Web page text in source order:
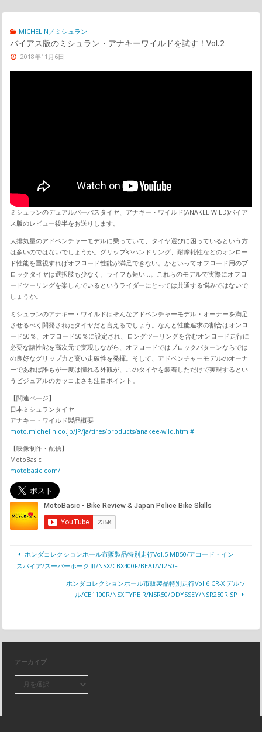
MICHELIN／ミシュラン
バイアス版のミシュラン・アナキーワイルドを試す！Vol.2
2018年11月6日
ミシュランのデュアルパーパスタイヤ、アナキー・ワイルド(ANAKEE WILD)バイア
ス版のレビュー後半をお送りします。
大排気量のアドベンチャーモデルに乗っていて、タイヤ選びに困っているという方
は多いのではないでしょうか。グリップやハンドリング、耐摩耗性などのオンロー
ド性能を重視すればオフロード性能が満足できない。かといってオフロード用のブ
ロックタイヤは選択肢も少なく、ライフも短い…。これらのモデルで実際にオフロ
ードツーリングを楽しんでいるというライダーにとっては共通する悩みではないで
しょうか。
ミシュランのアナキー・ワイルドはそんなアドベンチャーモデル・オーナーを満足
させるべく開発されたタイヤだと言えるでしょう。なんと性能追求の割合はオンロ
ード50％、オフロード50％に設定され、ロングツーリングを含むオンロード走行に
必要な諸性能を高次元で実現しながら、オフロードではブロックパターンならでは
の良好なグリップ力と高い走破性を発揮。そして、アドベンチャーモデルのオーナ
ーであれば誰もが一度は憧れる外観が、このタイヤを装着しただけで実現するとい
うビジュアルのカッコよさも注目ポイント。
【関連ページ】
日本ミシュランタイヤ
アナキー・ワイルド製品概要
moto.michelin.co.jp/JP/ja/tires/products/anakee-wild.html#
【映像制作・配信】
MotoBasic
motobasic.com/
ホンダコレクションホール市販製品特別走行Vol.5 MB50/アコード・イン
スパイア/スーパーホークⅢ/NSX/CBX400F/BEAT/VT250F
ホンダコレクションホール市販製品特別走行Vol.6 CR-X デルソ
ル/CB1100R/NSX TYPE R/NSR50/ODYSSEY/NSR250R SP
アーカイブ